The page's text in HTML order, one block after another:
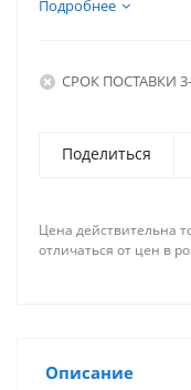
Подробнее
СРОК ПОСТАВКИ
Поделиться
Цена действительна
отличаться от цен в
Описание